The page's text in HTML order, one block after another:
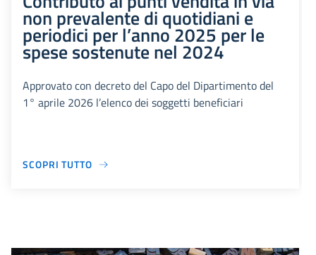
non prevalente di quotidiani e
periodici per l’anno 2025 per le
spese sostenute nel 2024
Approvato con decreto del Capo del Dipartimento del
1° aprile 2026 l’elenco dei soggetti beneficiari
SCOPRI TUTTO